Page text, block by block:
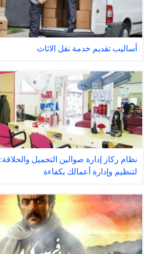
أساليب تقديم خدمة نقل الاثاث
نظام ركاز إدارة صوالين التجميل
لتنظيم وإدارة أعمالك بكفاءة